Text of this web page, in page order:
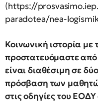
(https://
paradotea/nea-
Κοινωνική ιστορία με
προστατευόμαστε
είναι διαθέσιμη σε
πρόσβαση των
στις οδηγίες του